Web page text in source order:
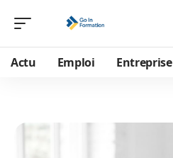
Actu Emploi Entreprise